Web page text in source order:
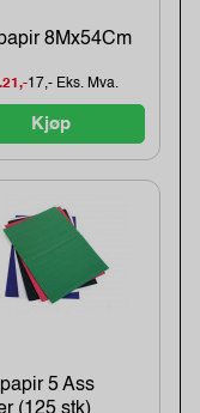
8Mx54Cm
17,- Eks. Mva.
Kjøp
5 Ass